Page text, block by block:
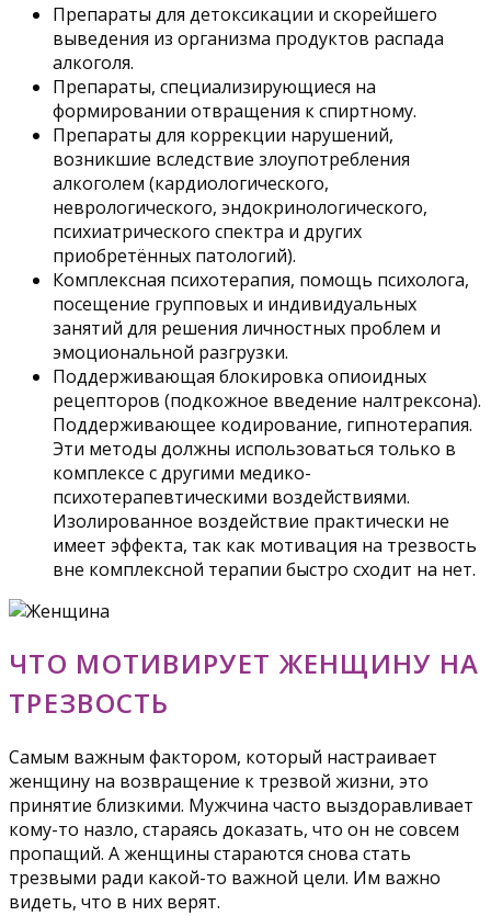
Препараты для детоксикации и скорейшего
выведения из организма продуктов распада
алкоголя.
Препараты, специализирующиеся на
формировании отвращения к спиртному.
Препараты для коррекции нарушений,
возникшие вследствие злоупотребления
алкоголем (кардиологического,
неврологического, эндокринологического,
психиатрического спектра и других
приобретённых патологий).
Комплексная психотерапия, помощь психолога,
посещение групповых и индивидуальных
занятий для решения личностных проблем и
эмоциональной разгрузки.
Поддерживающая блокировка опиоидных
рецепторов (подкожное введение налтрексона).
Поддерживающее кодирование, гипнотерапия.
Эти методы должны использоваться только в
комплексе с другими медико-
психотерапевтическими воздействиями.
Изолированное воздействие практически не
имеет эффекта, так как мотивация на трезвость
вне комплексной терапии быстро сходит на нет.
ЧТО МОТИВИРУЕТ ЖЕНЩИНУ НА
ТРЕЗВОСТЬ
Самым важным фактором, который настраивает
женщину на возвращение к трезвой жизни, это
принятие близкими. Мужчина часто выздоравливает
кому-то назло, стараясь доказать, что он не совсем
пропащий. А женщины стараются снова стать
трезвыми ради какой-то важной цели. Им важно
видеть, что в них верят.